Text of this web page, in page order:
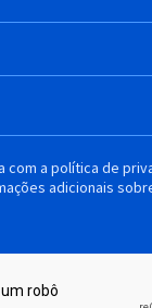
com a política de
adicionais